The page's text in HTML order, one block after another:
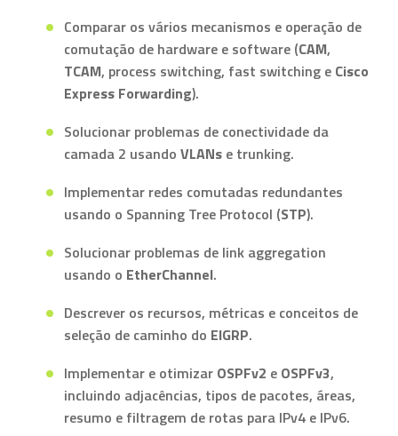
Comparar os vários mecanismos e operação de
comutação de hardware e software (CAM,
TCAM, process switching, fast switching e Cisco
Express Forwarding).
Solucionar problemas de conectividade da
camada 2 usando VLANs e trunking.
Implementar redes comutadas redundantes
usando o Spanning Tree Protocol (STP).
Solucionar problemas de link aggregation
usando o EtherChannel.
Descrever os recursos, métricas e conceitos de
seleção de caminho do EIGRP.
Implementar e otimizar OSPFv2 e OSPFv3,
incluindo adjacências, tipos de pacotes, áreas,
resumo e filtragem de rotas para IPv4 e IPv6.